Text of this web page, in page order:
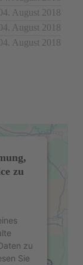
August 2018
August 2018
August 2018
zu
zu
Sie